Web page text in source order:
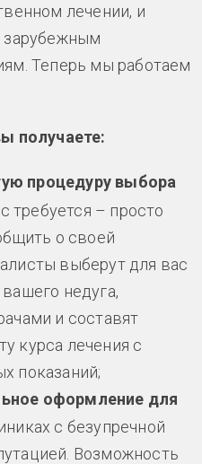
лечении, и
зарубежным
Теперь мы работаем
получаете:
процедуру выбора
требуется – просто
о своей
выберут для вас
недуга,
и составят
курса лечения с
показаний;
оформление для
с безупречной
Возможность